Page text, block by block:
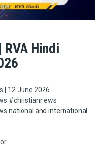
Hindi
| 12 June 2026
#christiannews​​​​​
national and international